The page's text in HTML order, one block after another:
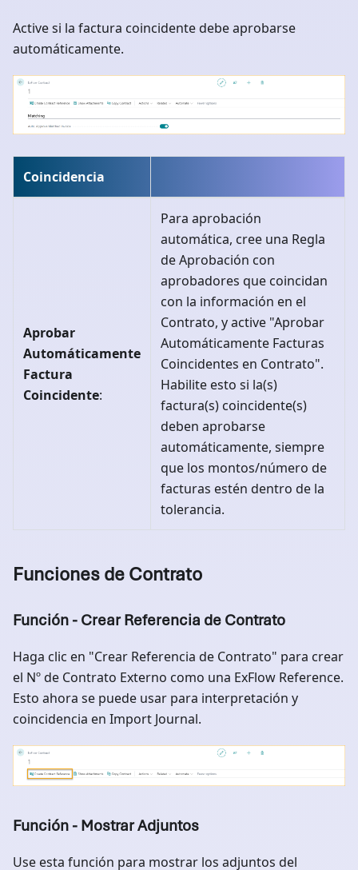
Active si la factura coincidente debe aprobarse
automáticamente.
Coincidencia
Aprobar
Automáticamente
Factura
Coincidente:
Para aprobación
automática, cree una Regla
de Aprobación con
aprobadores que coincidan
con la información en el
Contrato, y active "Aprobar
Automáticamente Facturas
Coincidentes en Contrato".
Habilite esto si la(s)
factura(s) coincidente(s)
deben aprobarse
automáticamente, siempre
que los montos/número de
facturas estén dentro de la
tolerancia.
Funciones de Contrato
Función - Crear Referencia de Contrato
Haga clic en "Crear Referencia de Contrato" para crear
el Nº de Contrato Externo como una ExFlow Reference.
Esto ahora se puede usar para interpretación y
coincidencia en Import Journal.
Función - Mostrar Adjuntos
Use esta función para mostrar los adjuntos del